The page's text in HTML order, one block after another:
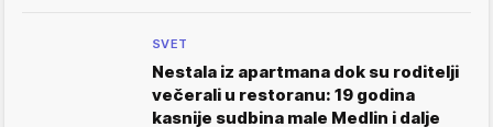
SVET
Nestala iz apartmana dok su roditelji
večerali u restoranu: 19 godina
kasnije sudbina male Medlin i dalje